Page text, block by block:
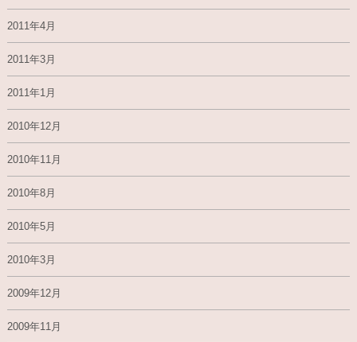
2011年4月
2011年3月
2011年1月
2010年12月
2010年11月
2010年8月
2010年5月
2010年3月
2009年12月
2009年11月